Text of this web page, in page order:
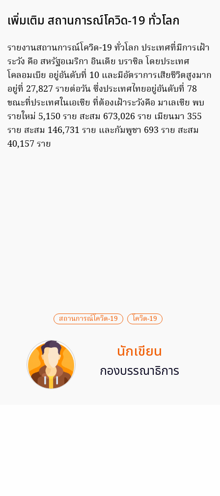
เพิ่มเติม สถานการณ์โควิด-19 ทั่วโลก
รายงานสถานการณ์โควิด-19 ทั่วโลก ประเทศที่มีการเฝ้า
ระวัง คือ สหรัฐอเมริกา อินเดีย บราซิล โดยประเทศ
โคลอมเบีย อยู่อันดับที่ 10 และมีอัตราการเสียชีวิตสูงมาก
อยู่ที่ 27,827 รายต่อวัน ซึ่งประเทศไทยอยู่อันดับที่ 78
ขณะที่ประเทศในเอเซีย ที่ต้องเฝ้าระวังคือ มาเลเซีย พบ
รายใหม่ 5,150 ราย สะสม 673,026 ราย เมียนมา 355
ราย สะสม 146,731 ราย และกัมพูชา 693 ราย สะสม
40,157 ราย
สถานการณ์โควิด-19 โควิด-19
นักเขียน
กองบรรณาธิการ